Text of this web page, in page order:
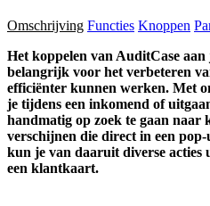
Omschrijving Functies Knoppen
Het koppelen van AuditCase
belangrijk voor het verbeteren
efficiënter kunnen werken. Met
je tijdens een inkomend of
handmatig op zoek te gaan naar
verschijnen die direct in een
kun je van daaruit diverse acties
een klantkaart.